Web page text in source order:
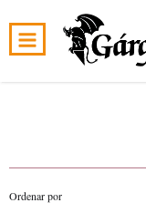
INICIO
Ordenar por